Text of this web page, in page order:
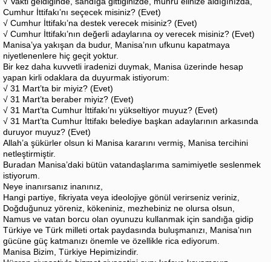
Cumhur İttifakı’nı seçecek misiniz? (Evet)
√ Cumhur İttifakı’na destek verecek misiniz? (Evet)
√ Cumhur İttifakı’nın değerli adaylarına oy verecek misiniz? (Evet)
Manisa’ya yakışan da budur, Manisa’nın ufkunu kapatmaya
niyetlenenlere hiç geçit yoktur.
Bir kez daha kuvvetli iradenizi duymak, Manisa üzerinde hesap
yapan kirli odaklara da duyurmak istiyorum:
√ 31 Mart’ta bir miyiz? (Evet)
√ 31 Mart’ta beraber miyiz? (Evet)
√ 31 Mart’ta Cumhur İttifakı’nı yükseltiyor muyuz? (Evet)
√ 31 Mart’ta Cumhur İttifakı belediye başkan adaylarının arkasında
duruyor muyuz? (Evet)
Allah’a şükürler olsun ki Manisa kararını vermiş, Manisa tercihini
netleştirmiştir.
Buradan Manisa’daki bütün vatandaşlarıma samimiyetle seslenmek
istiyorum.
Neye inanırsanız inanınız,
Hangi partiye, fikriyata veya ideolojiye gönül verirseniz veriniz,
Doğduğunuz yöreniz, kökeniniz, mezhebiniz ne olursa olsun,
Namus ve vatan borcu olan oyunuzu kullanmak için sandığa gidip
Türkiye ve Türk milleti ortak paydasında buluşmanızı, Manisa’nın
gücüne güç katmanızı önemle ve özellikle rica ediyorum.
Manisa Bizim, Türkiye Hepimizindir.